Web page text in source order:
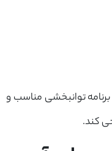
برنامه‌ توانبخشی مناسب و
کند.